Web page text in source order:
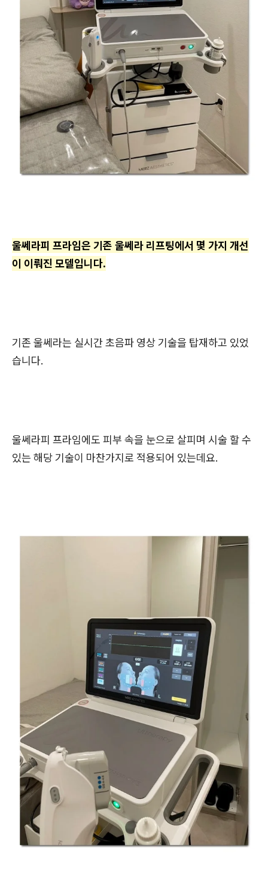
울쎄라피 프라임은 기존 울쎄라 리프팅에서 몇 가지 개선
이 이뤄진 모델입니다.
기존 울쎄라는 실시간 초음파 영상 기술을 탑재하고 있었
습니다.
울쎄라피 프라임에도 피부 속을 눈으로 살피며 시술 할 수
있는 해당 기술이 마찬가지로 적용되어 있는데요.